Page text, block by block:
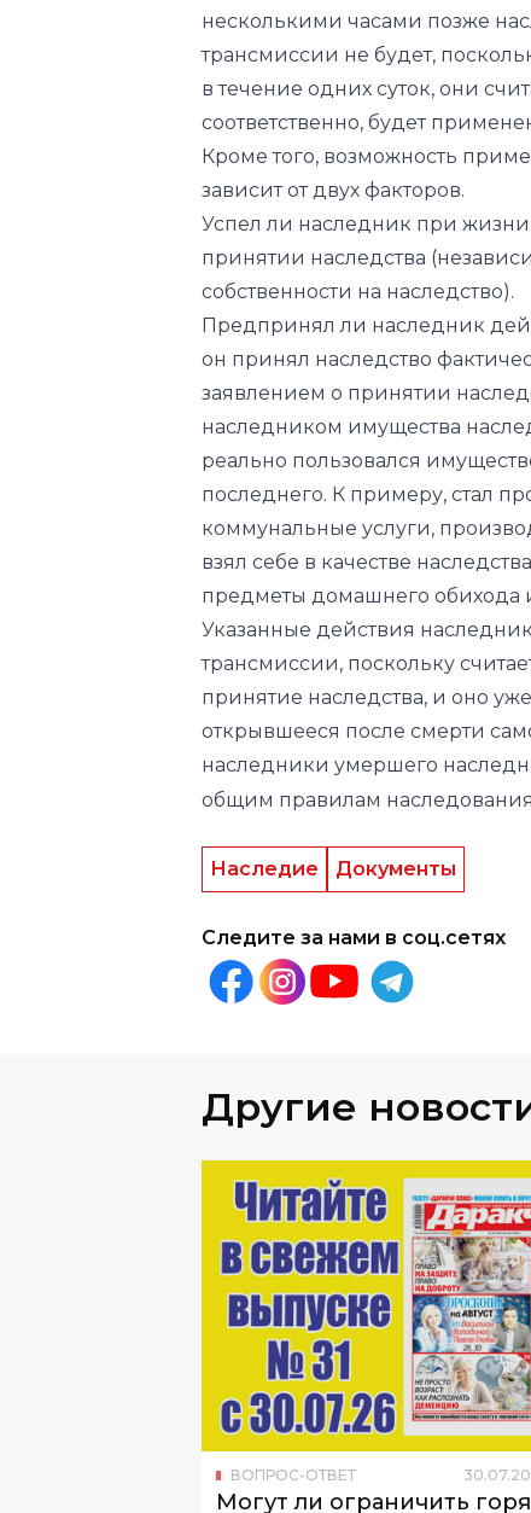
соответственно, будет
Кроме того, возможность
зависит от двух факторов.
Успел ли наследник при жизни
принятии наследства
собственности на наследство).
Предпринял ли наследник
он принял наследство
заявлением о принятии
наследником имущества
реально пользовался
последнего. К примеру, стал
коммунальные услуги,
взял себе в качестве
предметы домашнего обихода
Указанные действия
трансмиссии, поскольку
принятие наследства, и оно
открывшееся после смерти
наследники умершего
общим правилам наследования.
Наследие Документы
Другие новости
ВОПРОС-ОТВЕТ 30.07.
Могут ли ограничить
водоснабжение за долги
его восстановить?
Читайте в новом номере газеты